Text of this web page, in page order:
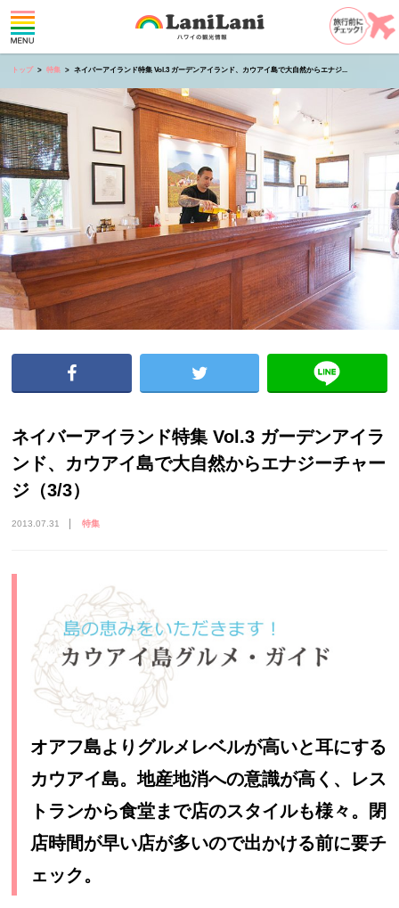
トップ 特集 ネイバーアイランド特集 Vol.3 ガーデンアイランド、カウアイ島で大自然からエナジ...
ネイバーアイランド特集 Vol.3 ガーデンアイラ
ンド、カウアイ島で大自然からエナジーチャー
ジ（3/3）
2013.07.31 特集
オアフ島よりグルメレベルが高いと耳にする
カウアイ島。地産地消への意識が高く、レス
トランから食堂まで店のスタイルも様々。閉
店時間が早い店が多いので出かける前に要チ
ェック。